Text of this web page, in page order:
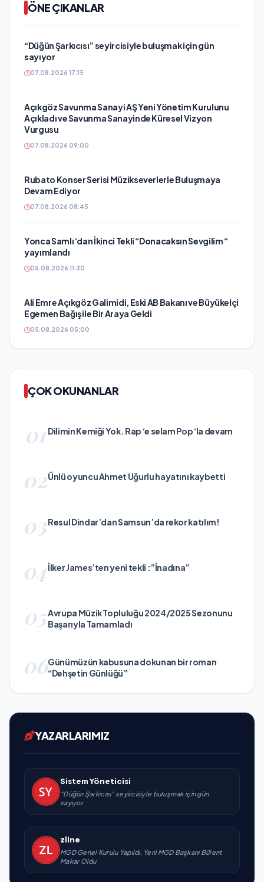
ÖNE ÇIKANLAR
“Düğün Şarkıcısı” seyircisiyle buluşmak için gün
sayıyor
07.08.2026 17:15
Açıkgöz Savunma Sanayi AŞ Yeni Yönetim Kurulunu
Açıkladı ve Savunma Sanayinde Küresel Vizyon
Vurgusu
07.08.2026 09:00
Rubato Konser Serisi Müzikseverlerle Buluşmaya
Devam Ediyor
07.08.2026 08:45
Yonca Samlı ‘dan İkinci Tekli “Donacaksın Sevgilim “
yayımlandı
05.08.2026 11:30
Ali Emre Açıkgöz Galimidi, Eski AB Bakanı ve Büyükelçi
Egemen Bağış ile Bir Araya Geldi
05.08.2026 05:00
ÇOK OKUNANLAR
01 Dilimin Kemiği Yok. Rap ‘e selam Pop ‘la devam
02Ünlü oyuncu Ahmet Uğurlu hayatını kaybetti
03Resul Dindar’dan Samsun’da rekor katılım!
04İlker James’ten yeni tekli :”İnadına”
05Avrupa Müzik Topluluğu 2024/2025 Sezonunu
Başarıyla Tamamladı
06Günümüzün kabusuna dokunan bir roman
“Dehşetin Günlüğü”
YAZARLARIMIZ
Sistem Yöneticisi
“Düğün Şarkıcısı” seyircisiyle buluşmak için gün
sayıyor
zline
MGD Genel Kurulu Yapıldı, Yeni MGD Başkanı Bülent
Makar Oldu